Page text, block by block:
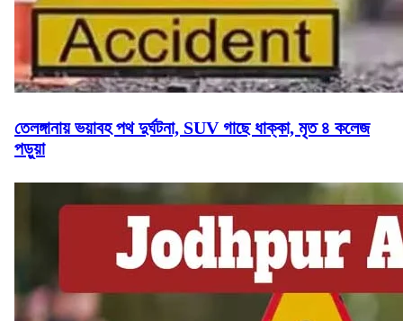
তেলঙ্গানায় ভয়াবহ পথ দুর্ঘটনা, SUV গাছে ধাক্কা, মৃত ৪ কলেজ
পড়ুয়া